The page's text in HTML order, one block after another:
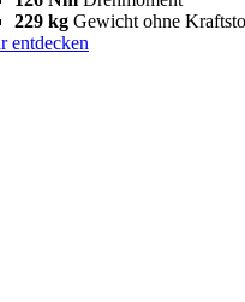
229 kg Gewicht ohne
entdecken